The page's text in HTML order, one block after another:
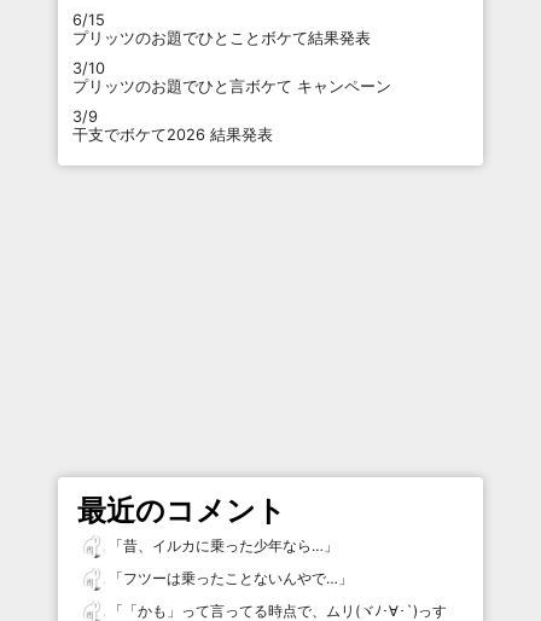
6/15
プリッツのお題でひとことボケて結果発表
3/10
プリッツのお題でひと言ボケて キャンペーン
3/9
干支でボケて2026 結果発表
最近のコメント
「昔、イルカに乗った少年なら… 」
「フツーは乗ったことないんやで… 」
「 「かも」って言ってる時点で、ムリ(ヾﾉ･∀･`)っす